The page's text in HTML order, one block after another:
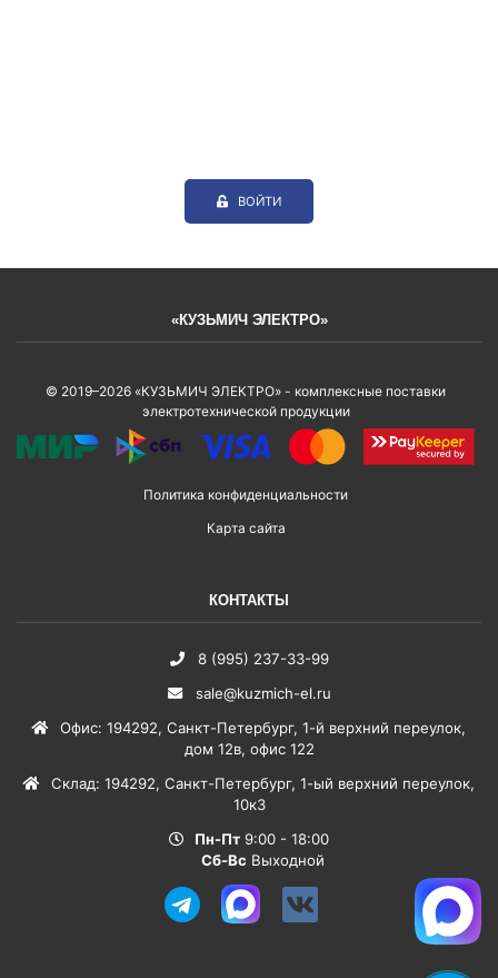
ВОЙТИ
«КУЗЬМИЧ ЭЛЕКТРО»
© 2019–2026 «КУЗЬМИЧ ЭЛЕКТРО» - комплексные поставки
электротехнической продукции
Политика конфиденциальности
Карта сайта
КОНТАКТЫ
8 (995) 237-33-99
sale@kuzmich-el.ru
Офис: 194292, Санкт-Петербург, 1-й верхний переулок,
дом 12в, офис 122
Склад: 194292, Санкт-Петербург, 1-ый верхний переулок,
10к3
Пн-Пт 9:00 - 18:00
Сб-Вс Выходной